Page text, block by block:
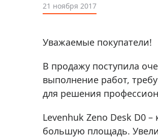
Приборы ночного видения
Фотогаджеты
Метеостанции, барометры,
Оптика для детей Levenhuk
21 ноября 2017
Уважаемые покупатели!
В продажу поступила
выполнение работ,
для решения
Levenhuk Zeno Desk D0
большую площадь.